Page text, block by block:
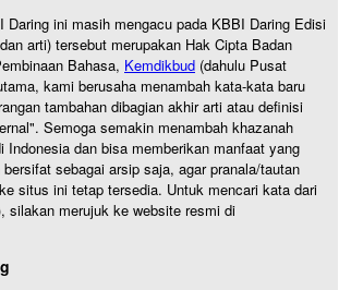
Daring ini masih mengacu pada KBBI Daring Edisi
arti) tersebut merupakan Hak Cipta Badan
Bahasa, Kemdikbud (dahulu Pusat
kami berusaha menambah kata-kata baru
tambahan dibagian akhir arti atau definisi
Semoga semakin menambah khazanah
Indonesia dan bisa memberikan manfaat yang
sebagai arsip saja, agar pranala/tautan
situs ini tetap tersedia. Untuk mencari kata dari
silakan merujuk ke website resmi di